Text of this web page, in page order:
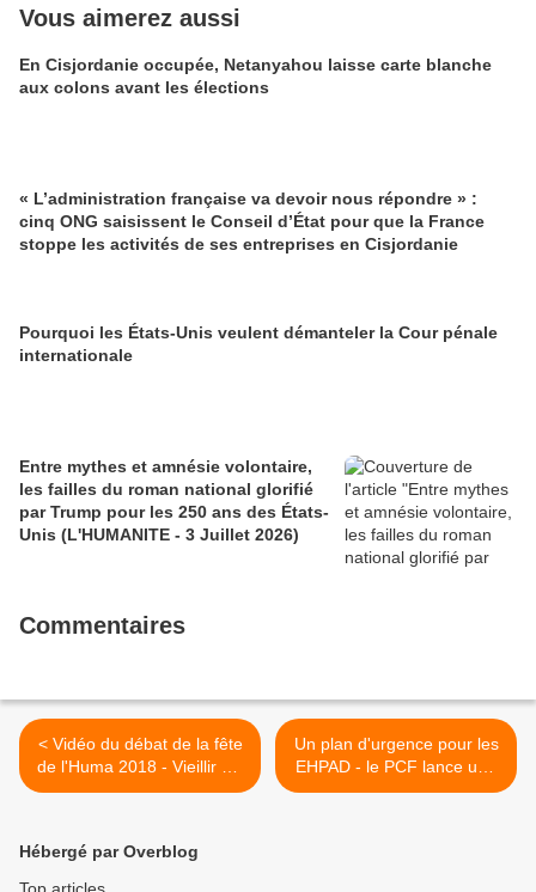
Vous aimerez aussi
En Cisjordanie occupée, Netanyahou laisse carte blanche
aux colons avant les élections
« L’administration française va devoir nous répondre » :
cinq ONG saisissent le Conseil d’État pour que la France
stoppe les activités de ses entreprises en Cisjordanie
Pourquoi les États-Unis veulent démanteler la Cour pénale
internationale
Entre mythes et amnésie volontaire,
les failles du roman national glorifié
par Trump pour les 250 ans des États-
Unis (L'HUMANITE - 3 Juillet 2026)
Commentaires
< Vidéo du débat de la fête
de l'Huma 2018 - Vieillir est
une chance – Pour le
notre société, les ÉHPAD et
à domicile - Débat animé
Un plan d'urgence pour les
EHPAD - le PCF lance une
campagne nationale >
Hébergé par Overblog